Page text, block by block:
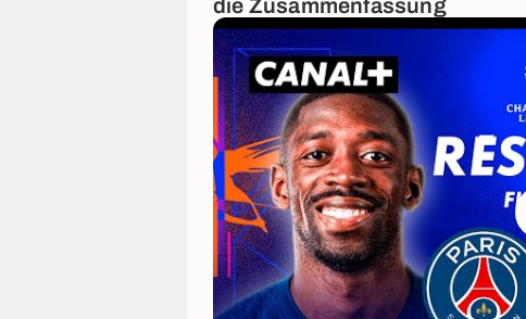
die Zusammenfassung